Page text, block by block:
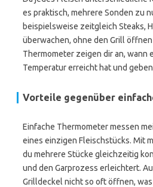
es praktisch, mehrere Sonden zu
beispielsweise zeitgleich Steaks,
überwachen, ohne den Grill
Thermometer zeigen dir an, wann
Temperatur erreicht hat und
Vorteile gegenüber
Einfache Thermometer messen
eines einzigen Fleischstücks. Mit
du mehrere Stücke gleichzeitig
und den Garprozess erleichtert.
Grilldeckel nicht so oft öffnen,